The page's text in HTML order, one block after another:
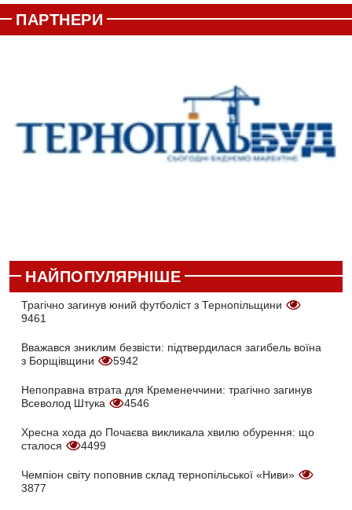
ПАРТНЕРИ
НАЙПОПУЛЯРНІШЕ
Трагічно загинув юний футболіст з Тернопільщини
9461
Вважався зниклим безвісти: підтвердилася загибель воїна
з Борщівщини
5942
Непоправна втрата для Кременеччини: трагічно загинув
Всеволод Штука
4546
Хресна хода до Почаєва викликала хвилю обурення: що
сталося
4499
Чемпіон світу поповнив склад тернопільської «Ниви»
3877